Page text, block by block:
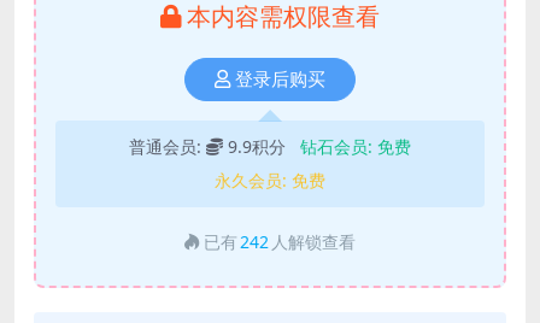
本内容需权限查看
登录后购买
普通会员: 9.9积分 钻石会员: 免费
永久会员: 免费
已有 242 人解锁查看